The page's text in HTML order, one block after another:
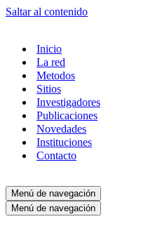
Saltar al contenido
Inicio
La red
Metodos
Sitios
Investigadores
Publicaciones
Novedades
Instituciones
Contacto
Menú de navegación
Menú de navegación